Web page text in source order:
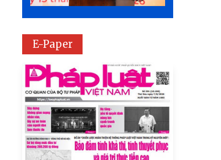
E-Paper